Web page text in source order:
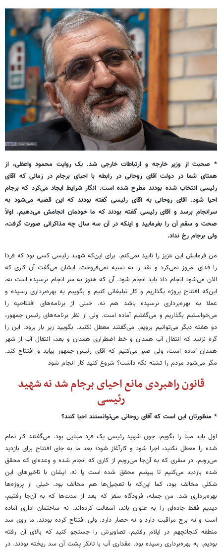
* صحبت از وزیر خارجه و ارتباطات خارجی شد. یک روایت محمود واعظی، از
همتای شما در دولت آقای روحانی در رابطه با احیای برجام در زمانی که آقای
رئیسی انتخاب شده بودند مطرح شده است. انگار شرایط ایجاد می‌کرد که برجام
احیا شود. آقای روحانی به آقای رئیسی گفته بودند که این قضیه می‌شود به
سرانجام برسد و آقای رئیسی گفته بودند که ما خودمان انجامش می‌دهیم. اولاً
صحت و سقم آن را بفرمایید و اینکه در آن سه سال چه مذاکراتی صورت گرفت،
ولی برجام رخ نداد.
من فرمایش این عزیز را تایید نمی‌کنم. برای این‌که شهید رئیسی کسی بود که فردا
را فدای امروز نمی‌کرد و نقد را به نسیه نمی‌فروخت. ایشان می‌گفت آن کاری که
الان می‌شود انجام داد باید انجام شود. آن که هنوز به سر انجام نرسیده است نه،
این‌که افتتاح پروژه بگذاریم و کار تبلیغاتی کنیم و بگوییم به بهره‌برداری رسیده و
عملا به بهره‌برداری نرسیده باشد هم نه. خیلی از برنامه‌های افتتاحیه را
می‌خواستیم بگذاریم و می‌گفتیم آماده است. ولی از نظر برنامه‌های رئیس جمهور،
دو هفته دیگر می‌توانیم برویم. می‌گفتند معطل نکنید. بگویید زیر بار برود. این را
گره نزنید که انتقال آب همدان و خط اضطراری همدان و بعد، انتقال آب از شهر
همدان آماده است، ولی صبر می‌کنیم که آقای رئیس جمهور بیاید و افتتاح کند.
مگر می‌شود مردم را تشنه نگه داشت؟ شروع کنید کار انجام شود
قانون راهبردی مانع احیای برجام شد نه شهید
رئیسی
* منظورتان این است که آقای روحانی می‌توانستند احیا کنند؟
اول باید مبنا را بگویم. چون شهید رئیسی یک فرد مبنایی بود. می‌گفتند کار تمام
شده را معطل نکنید، اجرا شود و کارآغاز شود؛ بعد ما به جای افتتاح برای بازدید
می‌رویم. در سفری که به آن‌جا می‌رویم از کاری که انجام شده و وعده‌ای که محقق
شده بازدید می‌کنیم تا ببینیم محقق شده است یا نه. ایشان با تاخیرهای این
شکلی مخالف بود، کما این‌که با تعجیل‌ها هم مخالف بود. خیلی از پروژه‌ها
بهره‌برداری شد. من جمله، فرودگاه سقز که بعد از مدت‌ها که به آن‌جا رفتیم،
دیدیم فقط جاده‌ای را به عنوان باند، آسفالت کرده‌اند. نه ساختمان اداری آماده
است و نه برج مراقبت دارد و نه حصار دارد. ولی افتتاح کرده بودند. ما روی سد
منطقه کنجانچهم در ایلام رفتیم. تصاویرش را جستجو کنید که بالای آن رفته
بودیم. به بهره‌برداری رسیده بود. مقداری آب با تانکر پشت آن سد ریخته بودند. در